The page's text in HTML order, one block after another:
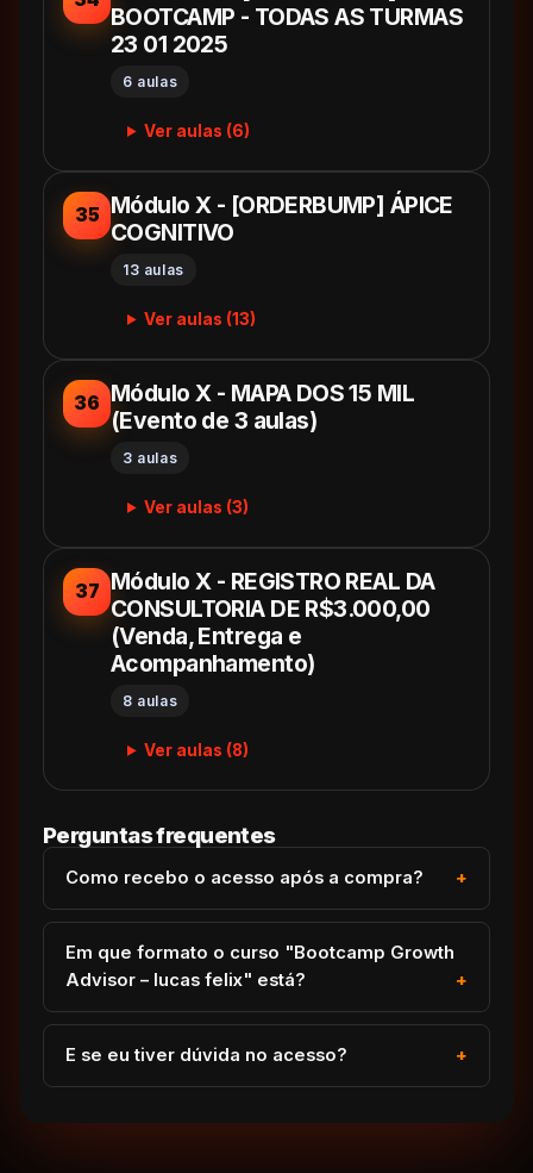
BOOTCAMP - TODAS AS TURMAS
23 01 2025
6 aulas
Ver aulas (6)
35 Módulo X - [ORDERBUMP] ÁPICE
COGNITIVO
13 aulas
Ver aulas (13)
36 Módulo X - MAPA DOS 15 MIL
(Evento de 3 aulas)
3 aulas
Ver aulas (3)
37 Módulo X - REGISTRO REAL DA
CONSULTORIA DE R$3.000,00
(Venda, Entrega e
Acompanhamento)
8 aulas
Ver aulas (8)
Perguntas frequentes
Como recebo o acesso após a compra?
Em que formato o curso "Bootcamp Growth
Advisor – lucas felix" está?
E se eu tiver dúvida no acesso?